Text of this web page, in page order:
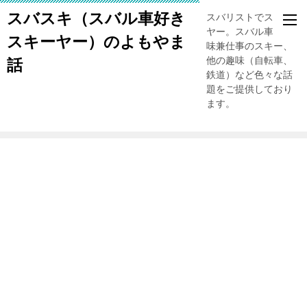
スバスキ（スバル車好き
スキーヤー）のよもやま
話
スバリストでスキー
ヤー。スバル車、趣
味兼仕事のスキー、
他の趣味（自転車、
鉄道）など色々な話
題をご提供しており
ます。